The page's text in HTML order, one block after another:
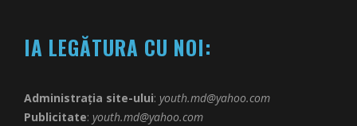
IA LEGĂTURA CU NOI:
Administrația site-ului: youth.md@yahoo.com
Publicitate: youth.md@yahoo.com